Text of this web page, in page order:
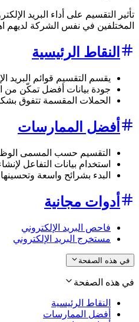
المختلفين في نفس الشركة لديهم
النقاط الرئيسية
يقسم التقسيم قوائم البريد
جودة بيانات أفضل تمكّن من
الحملات المقسمة تتفوق
أفضل الممارسات
التقسيم حسب المسمى
استخدام بيانات التفاعل
البدء بشرائح واسعة
أدوات مجانية
فاحص البريد الإلكتروني
مستخرج البريد الإلكتروني
في هذه الصفحة
في هذه الصفحة
النقاط الرئيسية
أفضل الممارسات